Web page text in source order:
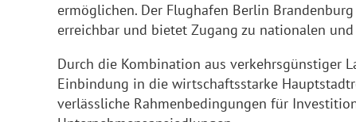
ermöglichen. Der Flughafen Berlin
erreichbar und bietet Zugang zu nationalen
Durch die Kombination aus verkehrsgünstiger
Einbindung in die wirtschaftsstarke
verlässliche Rahmenbedingungen für